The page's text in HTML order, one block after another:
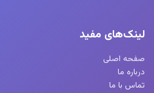
لینک‌های مفید
صفحه اصلی
درباره ما
تماس با ما